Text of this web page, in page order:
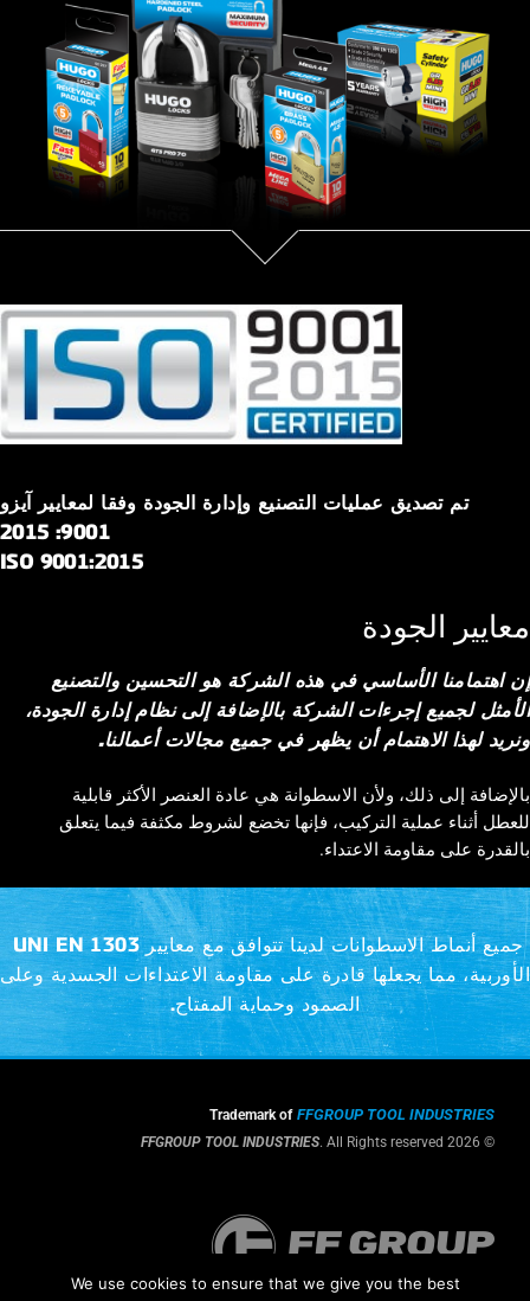
تم تصديق عمليات التصنيع وإدارة الجودة وفقا لمعايير آيزو
9001: 2015
ISO 9001:2015
معايير الجودة
إن اهتمامنا الأساسي في هذه الشركة هو التحسين والتصنيع
الأمثل لجميع إجرءات الشركة بالإضافة إلى نظام إدارة الجودة،
ونريد لهذا الاهتمام أن يظهر في جميع مجالات أعمالنا.
بالإضافة إلى ذلك، ولأن الاسطوانة هي عادة العنصر الأكثر قابلية
للعطل أثناء عملية التركيب، فإنها تخضع لشروط مكثفة فيما يتعلق
بالقدرة على مقاومة الاعتداء.
الأوربية، مما يجعلها قادرة على مقاومة الاعتداءات الجسدية وعلى
الصمود وحماية المفتاح.
Trademark of FFGROUP TOOL INDUSTRIES
© 2026
FFGROUP TOOL INDUSTRIES. All Rights reserved
We use cookies to ensure that we give you the best